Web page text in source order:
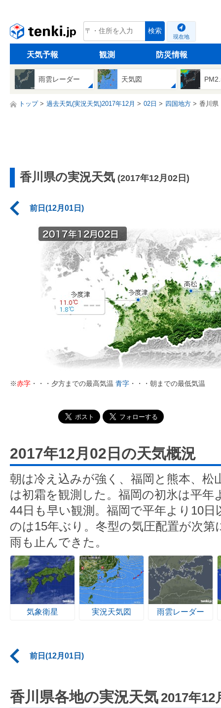
tenki.jp 検索
現在地
天気予報 観測 防災情報
雨雲レーダー 天気図
トップ 過去天気(実況天気)2017年12月 02日 四国地方 香川県
香川県の実況天気 (2017年12月02日)
前日(12月01日)
※赤字 ・・・夕方までの最高気温 青字 ・・・朝までの最低気温
2017年12月02日の天気概況
朝は冷え込みが強く、福岡と熊本、松
は初霜を観測した。福岡の初氷は平年
44日も早い観測。福岡で平年より10
のは15年ぶり。冬型の気圧配置が次第
雨も止んできた。
気象衛星 実況天気図 雨雲レーダー
前日(12月01日)
香川県各地の実況天気 2017年12